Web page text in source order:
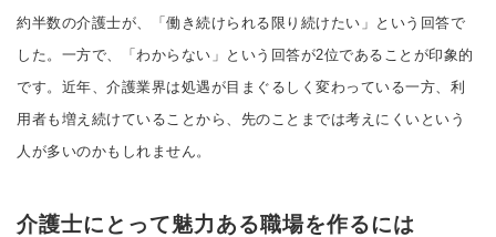
約半数の介護士が、「働き続けられる限り続けたい」という回答で
した。一方で、「わからない」という回答が2位であることが印象的
です。近年、介護業界は処遇が目まぐるしく変わっている一方、利
用者も増え続けていることから、先のことまでは考えにくいという
人が多いのかもしれません。
介護士にとって魅力ある職場を作るには